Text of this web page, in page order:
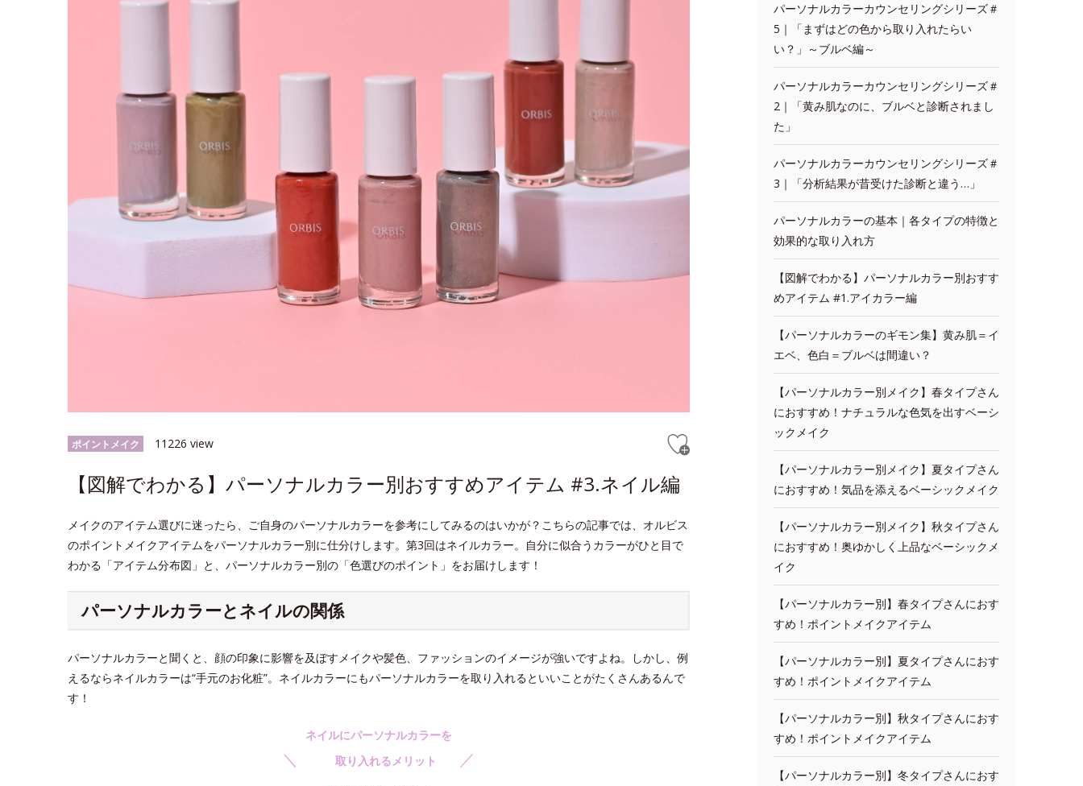
ポイントメイク 11226 view
【図解でわかる】パーソナルカラー別おすすめアイテム #3.ネイル編
メイクのアイテム選びに迷ったら、ご自身のパーソナルカラーを参考にしてみるのはいかが？こちらの記事では、オルビス
のポイントメイクアイテムをパーソナルカラー別に仕分けします。第3回はネイルカラー。自分に似合うカラーがひと目で
わかる「アイテム分布図」と、パーソナルカラー別の「色選びのポイント」をお届けします！
パーソナルカラーとネイルの関係
パーソナルカラーと聞くと、顔の印象に影響を及ぼすメイクや髪色、ファッションのイメージが強いですよね。しかし、例
えるならネイルカラーは“手元のお化粧”。ネイルカラーにもパーソナルカラーを取り入れるといいことがたくさんあるんで
す！
ネイルにパーソナルカラーを
＼ 取り入れるメリット ／
パーソナルカラーカウンセリングシリーズ＃
5｜「まずはどの色から取り入れたらい
い？」～ブルベ編～
パーソナルカラーカウンセリングシリーズ＃
2｜「黄み肌なのに、ブルベと診断されまし
た」
パーソナルカラーカウンセリングシリーズ＃
3｜「分析結果が昔受けた診断と違う…」
パーソナルカラーの基本｜各タイプの特徴と
効果的な取り入れ方
【図解でわかる】パーソナルカラー別おすす
めアイテム #1.アイカラー編
【パーソナルカラーのギモン集】黄み肌＝イ
エベ、色白＝ブルベは間違い？
【パーソナルカラー別メイク】春タイプさん
におすすめ！ナチュラルな色気を出すベーシ
ックメイク
【パーソナルカラー別メイク】夏タイプさん
におすすめ！気品を添えるベーシックメイク
【パーソナルカラー別メイク】秋タイプさん
におすすめ！奥ゆかしく上品なベーシックメ
イク
【パーソナルカラー別】春タイプさんにおす
すめ！ポイントメイクアイテム
【パーソナルカラー別】夏タイプさんにおす
すめ！ポイントメイクアイテム
【パーソナルカラー別】秋タイプさんにおす
すめ！ポイントメイクアイテム
【パーソナルカラー別】冬タイプさんにおす